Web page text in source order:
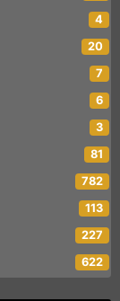
4
20
7
6
3
81
782
113
227
622